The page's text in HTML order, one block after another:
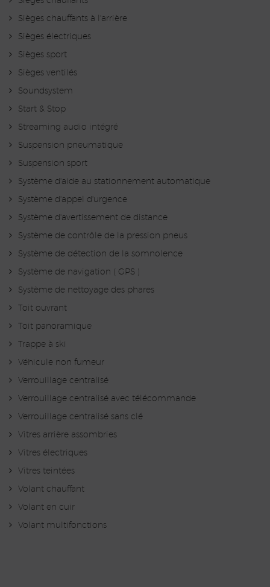
Sièges chauffants à l'arrière
Sièges électriques
Sièges sport
Sièges ventilés
Soundsystem
Start & Stop
Streaming audio intégré
Suspension pneumatique
Suspension sport
Système d'aide au stationnement automatique
Système d'appel d'urgence
Système d'avertissement de distance
Système de contrôle de la pression pneus
Système de détection de la somnolence
Système de navigation ( GPS )
Système de nettoyage des phares
Toit ouvrant
Toit panoramique
Trappe à ski
Véhicule non fumeur
Verrouillage centralisé
Verrouillage centralisé avec télécommande
Verrouillage centralisé sans clé
Vitres arrière assombries
Vitres électriques
Vitres teintées
Volant chauffant
Volant en cuir
Volant multifonctions